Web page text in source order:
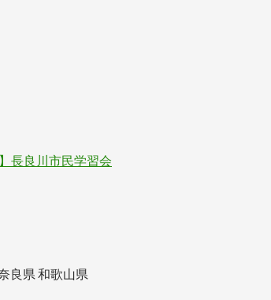
長良川市民学習会
良県 和歌山県